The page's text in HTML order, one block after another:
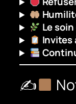
Le
Invites
✍